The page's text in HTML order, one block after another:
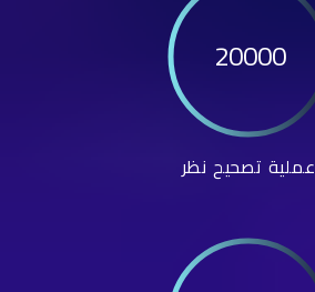
20000
عملية تصحيح نظر